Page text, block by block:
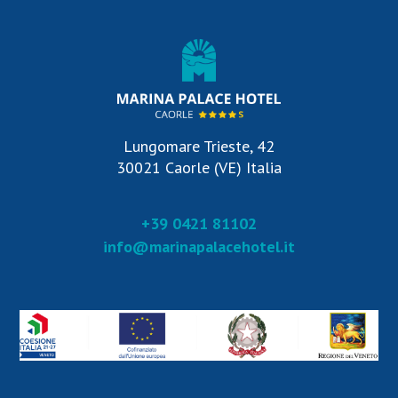
Lungomare Trieste, 42
30021 Caorle (VE) Italia
+39 0421 81102
info@marinapalacehotel.it